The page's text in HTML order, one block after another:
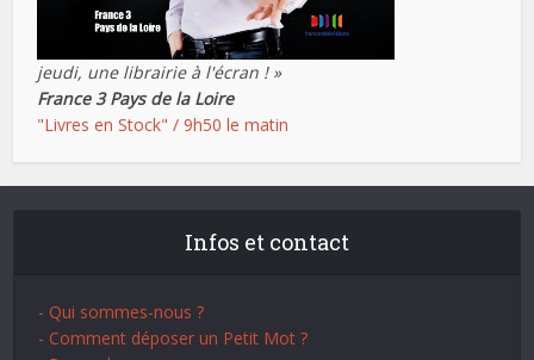
jeudi, une librairie à l'écran ! »
France 3 Pays de la Loire
"Livres en Stock" / 9h50 le matin
Infos et contact
- Qui sommes-nous ?
- Comment déposer un Petit Mot ?